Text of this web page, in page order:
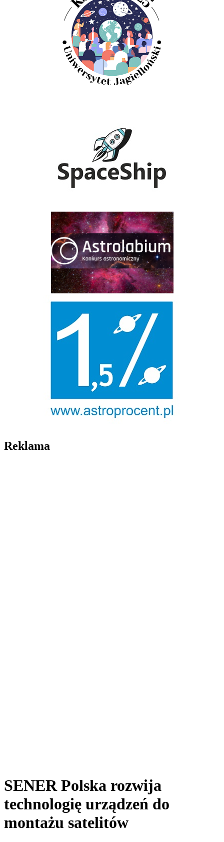
Reklama
SENER Polska rozwija
technologię urządzeń do
montażu satelitów